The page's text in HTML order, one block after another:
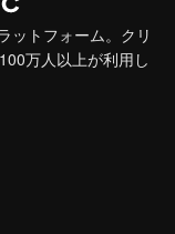
ットフォーム。クリ
万人以上が利用し